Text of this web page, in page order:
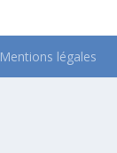
Mentions légales